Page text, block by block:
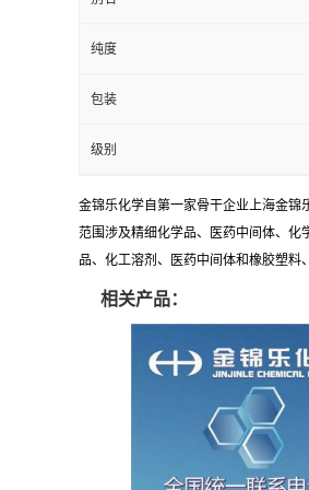
纯度
包装
级别
金锦乐化学自第一家骨干企业上海金锦
范围涉及精细化学品、医药中间体、化
品、化工溶剂、医药中间体和橡胶塑料
相关产品：